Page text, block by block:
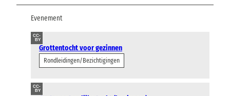
Evenement
CC-
BY
Grottentocht voor gezinnen
Rondleidingen/Bezichtigingen
CC-
BY